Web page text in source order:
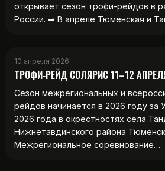
открывает сезон трофи-рейдов в
России. ➡ В апреле Тюменская и
10 апреля 2026
ТРОФИ‑РЕЙД СОЛЯРИС 11–12
Сезон межрегиональных и
рейдов начинается в 2026 году за
2026 года в окрестностях села
Нижнетавдинского района
Межрегиональное соревнование…